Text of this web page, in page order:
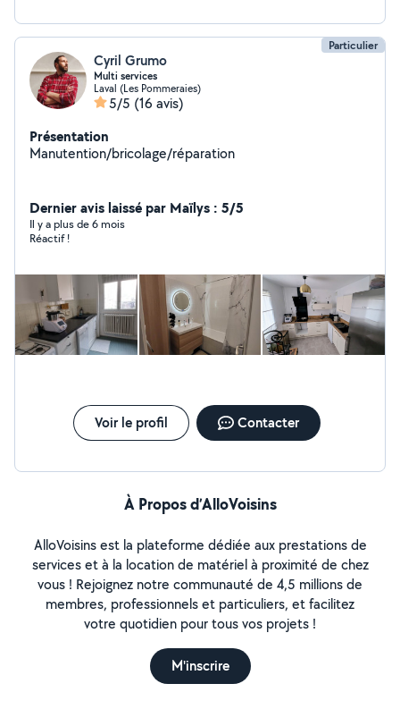
Particulier
Cyril Grumo
Multi services
Laval (Les Pommeraies)
5/5 (16 avis)
Présentation
Manutention/bricolage/réparation
Dernier avis laissé par Maïlys : 5/5
Il y a plus de 6 mois
Réactif !
Voir le profil Contacter
À Propos d’AlloVoisins
AlloVoisins est la plateforme dédiée aux prestations de
services et à la location de matériel à proximité de chez
vous ! Rejoignez notre communauté de 4,5 millions de
membres, professionnels et particuliers, et facilitez
votre quotidien pour tous vos projets !
M'inscrire